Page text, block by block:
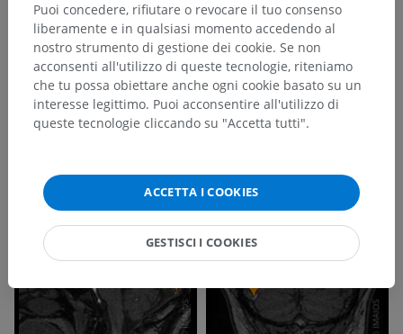
Puoi concedere, rifiutare o revocare il tuo consenso
liberamente e in qualsiasi momento accedendo al
nostro strumento di gestione dei cookie. Se non
acconsenti all'utilizzo di queste tecnologie, riteniamo
che tu possa obiettare anche ogni cookie basato su un
interesse legittimo. Puoi acconsentire all'utilizzo di
queste tecnologie cliccando su "Accetta tutti".
ACCETTA I COOKIES
GESTISCI I COOKIES